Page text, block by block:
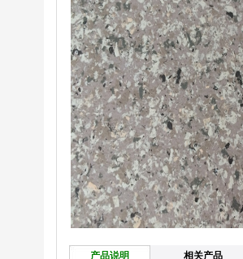
产品说明 相关产品